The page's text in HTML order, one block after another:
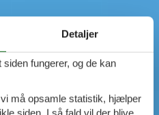
Detaljer
fungerer, og de kan
må opsamle statistik, hjælper